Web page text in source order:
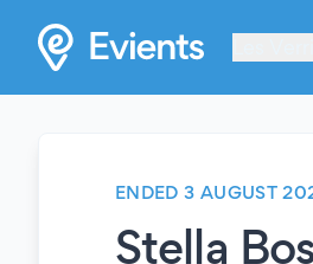
ENDED 3 AUGUST
Stella